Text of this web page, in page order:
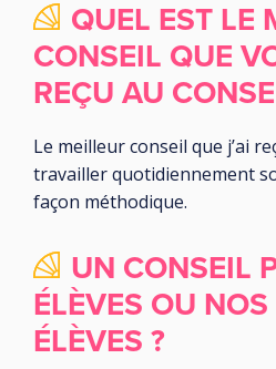
QUEL EST LE
CONSEIL QUE
REÇU AU
Le meilleur conseil que j’ai
travailler quotidiennement
façon méthodique.
UN CONSEIL
ÉLÈVES OU
ÉLÈVES ?